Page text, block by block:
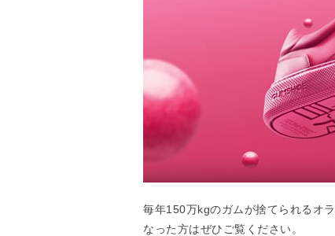
毎年150万kgのガムが捨てられるオ
なった方はぜひご覧ください。